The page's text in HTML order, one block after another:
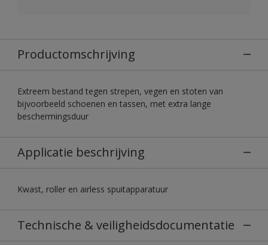
Productomschrijving
Extreem bestand tegen strepen, vegen en stoten van
bijvoorbeeld schoenen en tassen, met extra lange
beschermingsduur
Applicatie beschrijving
Kwast, roller en airless spuitapparatuur
Technische & veiligheidsdocumentatie